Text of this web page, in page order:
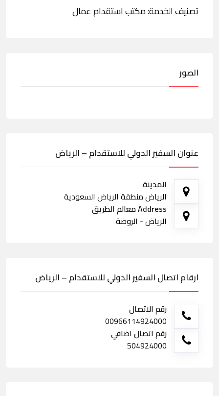
تصنيف الخدمة: مكتب استقدام عمال
الصور
عنوان السفير الدولي للاستقدام – الرياض
المدينة
الرياض منطقة الرياض السعودية
Address معالم الطريق
الرياض - الروضة
ارقام اتصال السفير الدولي للاستقدام – الرياض
رقم الاتصال
00966114924000
رقم اتصال اضافي
504924000